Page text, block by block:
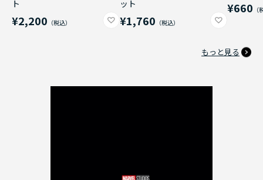
ト
¥2,200
ット
¥1,760
¥660
もっと見る